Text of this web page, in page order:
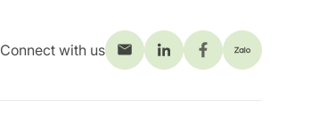
Connect with us